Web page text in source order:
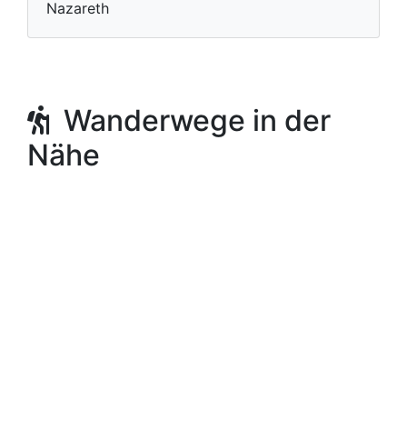
Nazareth
Wanderwege in der
Nähe